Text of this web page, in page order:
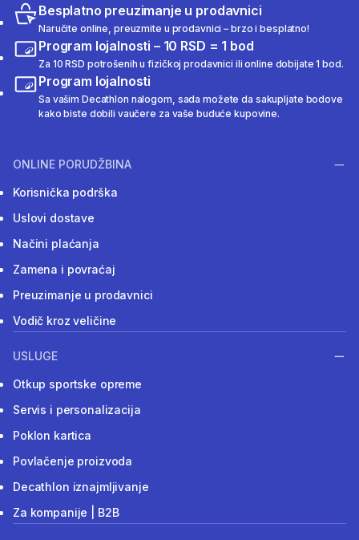
Besplatno preuzimanje u prodavnici
Naručite online, preuzmite u prodavnici – brzo i besplatno!
Program lojalnosti – 10 RSD = 1 bod
Za 10 RSD potrošenih u fizičkoj prodavnici ili online dobijate 1 bod.
Program lojalnosti
Sa vašim Decathlon nalogom, sada možete da sakupljate bodove
kako biste dobili vaučere za vaše buduće kupovine.
ONLINE PORUDŽBINA
Korisnička podrška
Uslovi dostave
Načini plaćanja
Zamena i povraćaj
Preuzimanje u prodavnici
Vodič kroz veličine
USLUGE
Otkup sportske opreme
Servis i personalizacija
Poklon kartica
Povlačenje proizvoda
Decathlon iznajmljivanje
Za kompanije | B2B